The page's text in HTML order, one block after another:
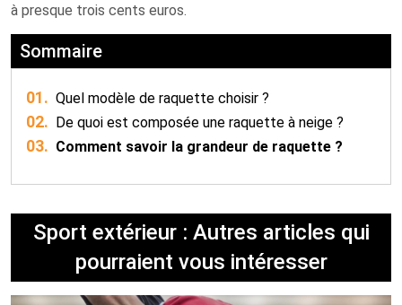
à presque trois cents euros.
Sommaire
01. Quel modèle de raquette choisir ?
02. De quoi est composée une raquette à neige ?
03. Comment savoir la grandeur de raquette ?
Sport extérieur : Autres articles qui
pourraient vous intéresser